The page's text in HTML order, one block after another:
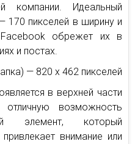
компании. Идеальный
170 пикселей в ширину и
обрежет их в
и постах.
— 820 x 462 пикселей
в верхней части
возможность
элемент, который
внимание или